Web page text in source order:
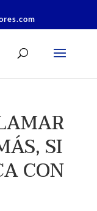
SI
CON